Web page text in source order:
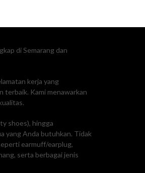
di Semarang dan
kerja yang
terbaik. Kami menawarkan
shoes), hingga
yang Anda butuhkan. Tidak
earmuff/earplug,
serta berbagai jenis